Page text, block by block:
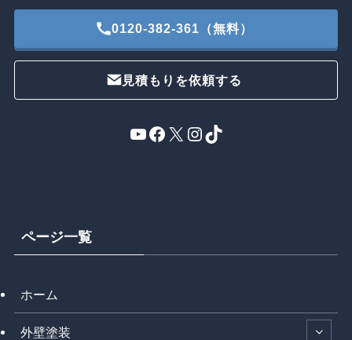
0120-382-361（無料）
見積もりを依頼する
YouTube
Facebook
X Instagram
TikTok
ページ一覧
ホーム
外壁塗装